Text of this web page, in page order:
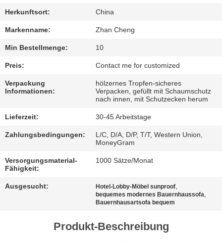
BITTE
UM
EIN
ANGEBOT
DATENSCHUTZ-
BESTIMMUNGEN
Herkunftsort: China
Markenname: Zhan Cheng
Min Bestellmenge: 10
Preis: Contact me for customized
Verpackung
Informationen:
hölzernes Tropfen-sicheres
Verpacken, gefüllt mit Schaumschutz
nach innen, mit Schutzecken herum
Lieferzeit: 30-45 Arbeitstage
Zahlungsbedingungen:
L/C, D/A, D/P, T/T, Western Union,
MoneyGram
Versorgungsmaterial-
Fähigkeit:
1000 Sätze/Monat
Ausgesucht: Hotel-Lobby-Möbel sunproof
bequemes modernes Bauernhaussofa
Bauernhausartsofa bequem
Produkt-Beschreibung